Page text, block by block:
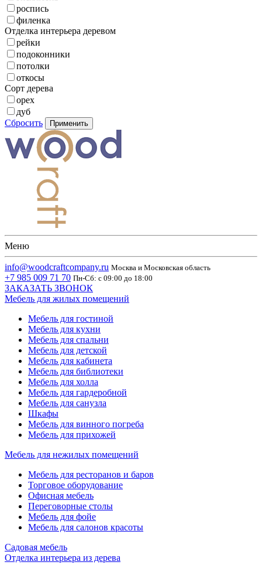
роспись
филенка
Отделка интерьера деревом
рейки
подоконники
потолки
откосы
Сорт дерева
орех
дуб
Сбросить
Применить
Меню
info@woodcraftcompany.ru Москва и Московская область
+7 985 009 71 70 Пн-Сб: с 09:00 до 18:00
ЗАКАЗАТЬ ЗВОНОК
Мебель для жилых помещений
Мебель для гостиной
Мебель для кухни
Мебель для спальни
Мебель для детской
Мебель для кабинета
Мебель для библиотеки
Мебель для холла
Мебель для гардеробной
Мебель для санузла
Шкафы
Мебель для винного погреба
Мебель для прихожей
Мебель для нежилых помещений
Мебель для ресторанов и баров
Торговое оборудование
Офисная мебель
Переговорные столы
Мебель для фойе
Мебель для салонов красоты
Садовая мебель
Отделка интерьера из дерева